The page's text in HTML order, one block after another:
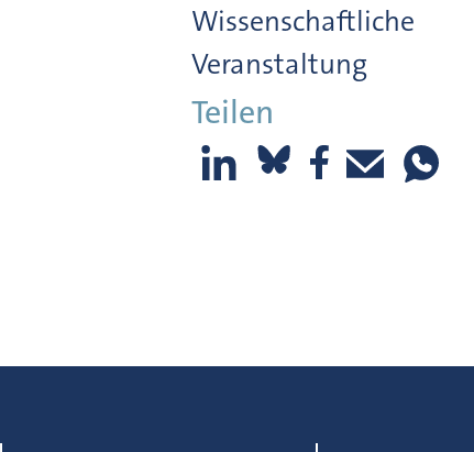
Wissenschaftliche
Veranstaltung
Teilen